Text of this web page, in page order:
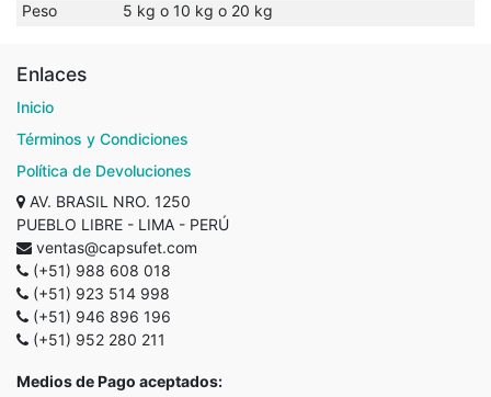
Peso 5 kg o 10 kg o 20 kg
Enlaces
Inicio
Términos y Condiciones
Política de Devoluciones
AV. BRASIL NRO. 1250
PUEBLO LIBRE - LIMA - PERÚ
ventas@capsufet.com
(+51) 988 608 018
(+51) 923 514 998
(+51) 946 896 196
(+51) 952 280 211
Medios de Pago aceptados: